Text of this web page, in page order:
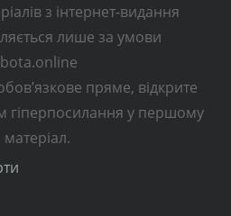
з інтернет-видання
лише за умови
пряме, відкрите
гіперпосилання у першому